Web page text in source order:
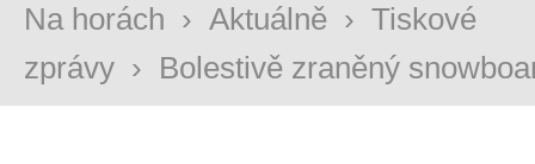
Na horách › Aktuálně › Tiskové
zprávy › Bolestivě zraněný